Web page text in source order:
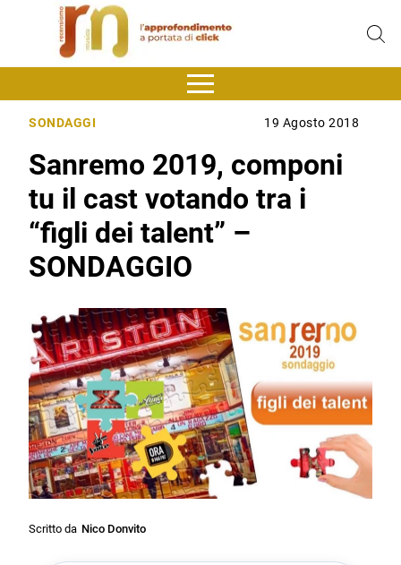
SONDAGGI 19 Agosto 2018
Sanremo 2019, componi
tu il cast votando tra i
“figli dei talent” –
SONDAGGIO
Scritto da Nico Donvito